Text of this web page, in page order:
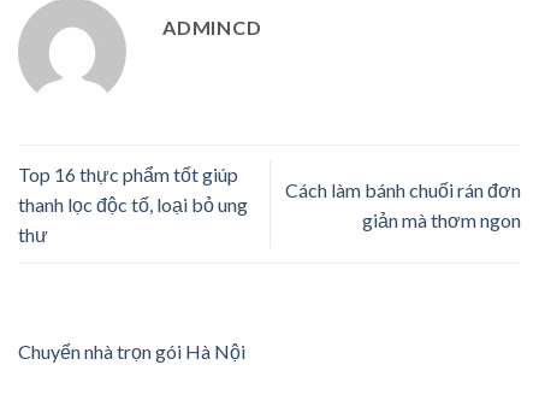
ADMINCD
Top 16 thực phẩm tốt giúp
thanh lọc độc tố, loại bỏ ung
thư
Cách làm bánh chuối rán đơn
giản mà thơm ngon
Chuyển nhà trọn gói Hà Nội